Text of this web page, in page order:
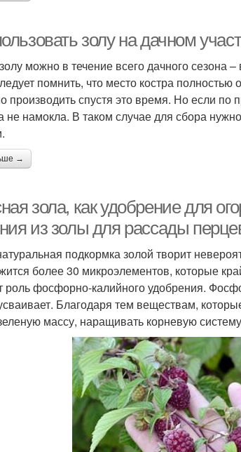
золу на дачном
можно в течение всего дачного сезона
помнить, что место костра
производить спустя это время. Но если по
не намокла. В таком случае для сбора
→
зола, как удобрение для
из золы для рассады
подкормка золой творит
более 30 микроэлементов, которые
роль фосфорно-калийного удобрения.
Благодаря тем веществам,
массу, наращивать корневую